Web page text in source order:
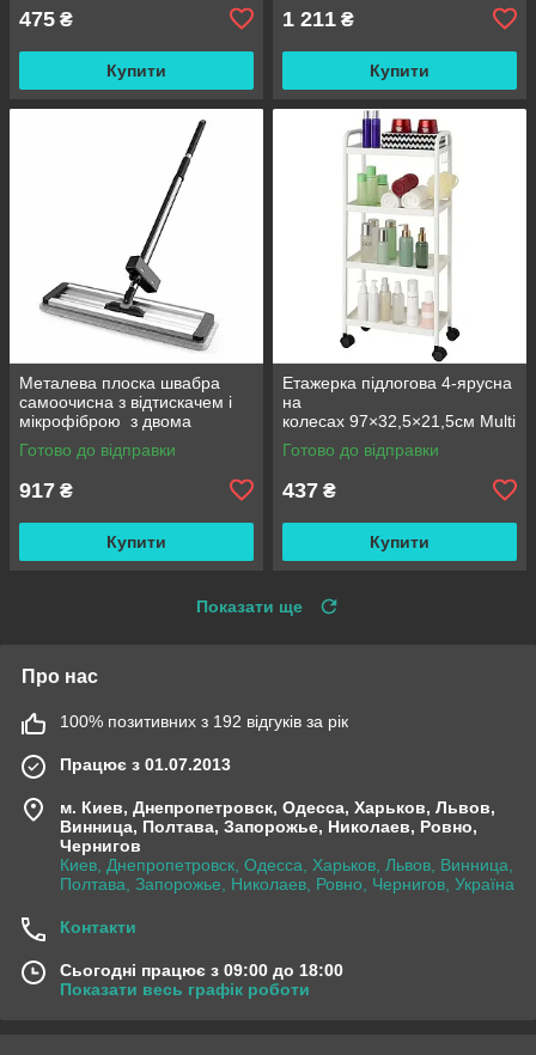
475 ₴
Купити
1 211 ₴
Купити
Металева плоска швабра
самоочисна з відтискачем і
мікрофіброю з двома
змінними насадками M06
42см
Готово до відправки
917 ₴
Купити
Етажерка підлогова 4-ярусна
на
колесах 97×32,5×21,5см Multi
fucntion Rack JC606
/ Підлогова вузька стелаж-
Готово до відправки
437 ₴
Купити
Показати ще
Про нас
100% позитивних з 192 відгуків за рік
Працює з 01.07.2013
м. Киев, Днепропетровск, Одесса, Харьков, Львов,
Винница, Полтава, Запорожье, Николаев, Ровно,
Чернигов
Киев, Днепропетровск, Одесса, Харьков, Львов, Винница,
Полтава, Запорожье, Николаев, Ровно, Чернигов, Україна
Контакти
Сьогодні працює з 09:00 до 18:00
Показати весь графік роботи